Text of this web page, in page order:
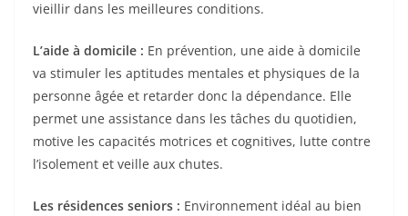
vieillir dans les meilleures conditions.
L’aide à domicile : En prévention, une aide à domicile
va stimuler les aptitudes mentales et physiques de la
personne âgée et retarder donc la dépendance. Elle
permet une assistance dans les tâches du quotidien,
motive les capacités motrices et cognitives, lutte contre
l’isolement et veille aux chutes.
Les résidences seniors : Environnement idéal au bien